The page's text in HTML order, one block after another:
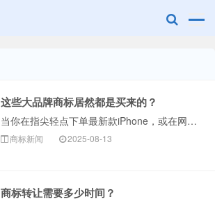
这些大品牌商标居然都是买来的？
当你在指尖轻点下单最新款iPhone，或在网红奶茶店排队买喜茶时，是否想过这些大品牌商标，都是斥巨资买来的！（1）70万元的喜茶商标逆袭重生2012年···
商标新闻 2025-08-13
商标转让需要多少时间？